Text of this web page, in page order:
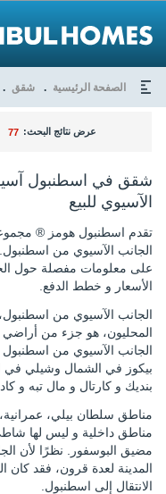
الصفحة الرئيسية شقق
عرض نتائج البحث: 77
شقق في اسطنبول
الآسيوي للبيع
تقدم اسطنبول هومز ®
الجانب الآسيوي من
على معلومات مفصلة حول
الأسعار و خطط الدفع.
الجانب الآسيوي من
المحليون، هو جزء من أراضي
بيكوز في الشمال وشيلي في
بنديك و كارتال و مال تبه و
مناطق سلطان بيلي،
مناطق داخلية و ليس لها
مضيق البوسفور. نظرًا لأن
المدينة لعدة قرون، فقد كان
الانتقال إلى اسطنبول.